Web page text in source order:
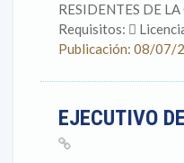
RESIDENTES DE
Requisitos: 
Publicación: 08/07/
EJECUTIVO